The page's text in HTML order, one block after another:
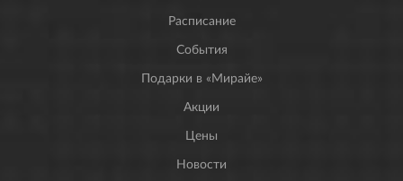
Расписание
События
Подарки в «Мирайе»
Акции
Цены
Новости